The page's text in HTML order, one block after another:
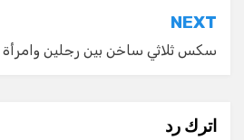
NEXT
سكس ثلاثي ساخن بين رجلين وامرأة
اترك رد